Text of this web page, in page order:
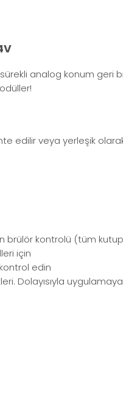
analog konum geri
edilir veya yerleşik
kontrolü (tüm
için
edin
Dolayısıyla